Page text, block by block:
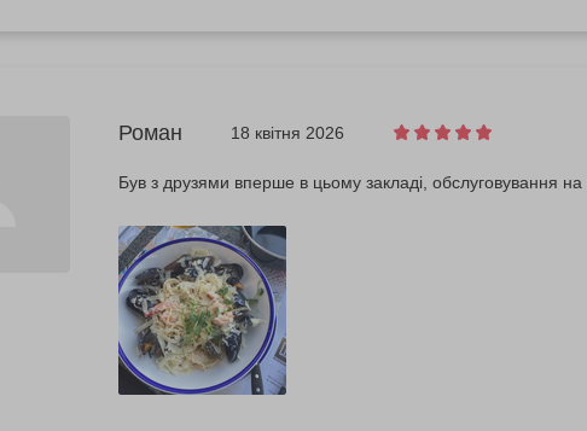
Роман 18 квітня 2026
Був з друзями вперше в цьому закладі, обслуговування на